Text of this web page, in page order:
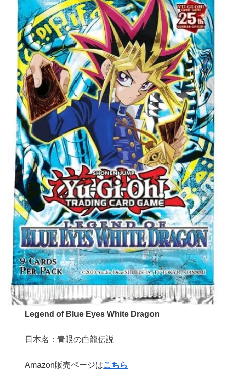
Legend of Blue Eyes White Dragon
日本名：青眼の白龍伝説
Amazon販売ページはこちら